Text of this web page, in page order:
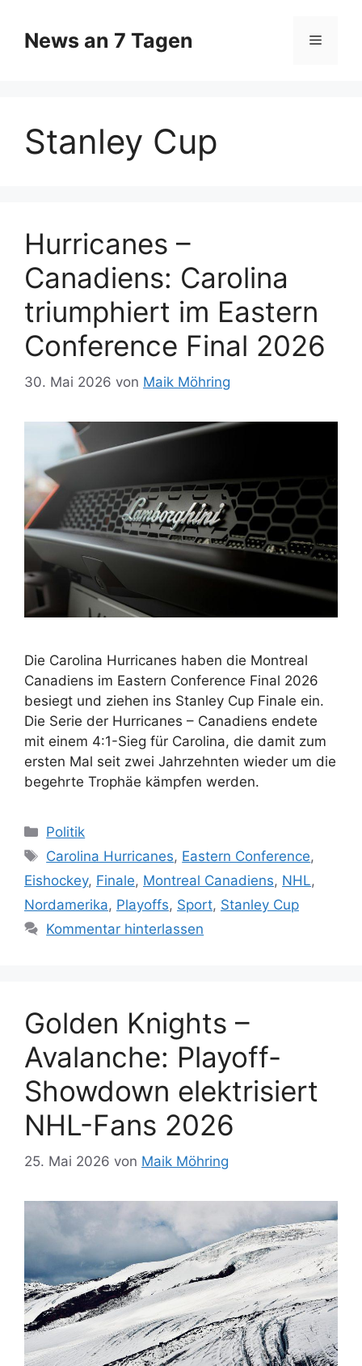
Inhalt
springen
News an 7 Tagen Menü
Stanley Cup
Hurricanes –
Canadiens: Carolina
triumphiert im Eastern
Conference Final 2026
30. Mai 2026 von Maik Möhring
Die Carolina Hurricanes haben die Montreal
Canadiens im Eastern Conference Final 2026
besiegt und ziehen ins Stanley Cup Finale ein.
Die Serie der Hurricanes – Canadiens endete
mit einem 4:1-Sieg für Carolina, die damit zum
ersten Mal seit zwei Jahrzehnten wieder um die
begehrte Trophäe kämpfen werden.
Kategorien
Politik
Schlagwörter
Carolina Hurricanes, Eastern Conference,
Eishockey, Finale, Montreal Canadiens, NHL,
Nordamerika, Playoffs, Sport, Stanley Cup
Kommentar hinterlassen
Golden Knights –
Avalanche: Playoff-
Showdown elektrisiert
NHL-Fans 2026
25. Mai 2026 von Maik Möhring